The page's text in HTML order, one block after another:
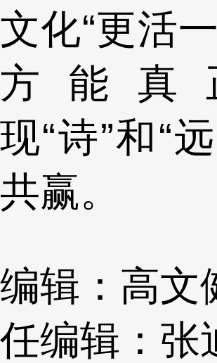
文化“更活一
方能真
现“诗”和“
共赢。
编辑：高文
任编辑：张